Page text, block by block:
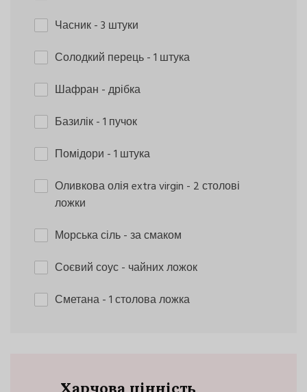
Часник- 3 штуки
Солодкий перець- 1 штука
Шафран - дрібка
Базилік- 1 пучок
Помідори - 1 штука
Оливкова олія extra virgin - 2 столові
ложки
Морська сіль- за смаком
Соєвий соус- чайних ложок
Сметана- 1 столова ложка
Харчова цінність